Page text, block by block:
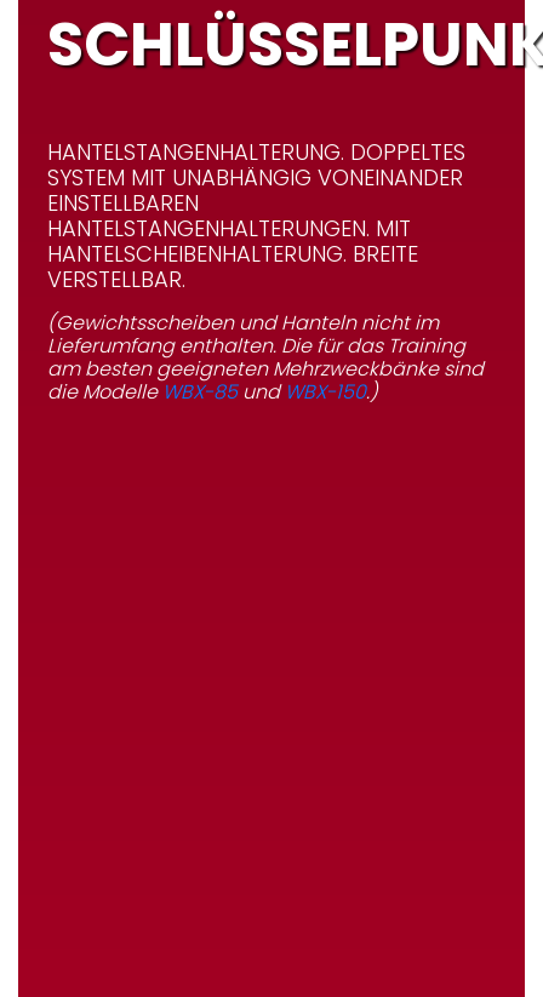
HANTELSTANGENHALTERUNG. DOPPELTES
SYSTEM MIT UNABHÄNGIG VONEINANDER
EINSTELLBAREN
HANTELSTANGENHALTERUNGEN. MIT
HANTELSCHEIBENHALTERUNG. BREITE
VERSTELLBAR.
(Gewichtsscheiben und Hanteln nicht im
Lieferumfang enthalten. Die für das Training
am besten geeigneten Mehrzweckbänke sind
die Modelle WBX-85und WBX-150.)